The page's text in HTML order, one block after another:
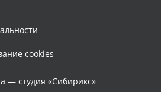
cookies
— студия «Сибирикс»